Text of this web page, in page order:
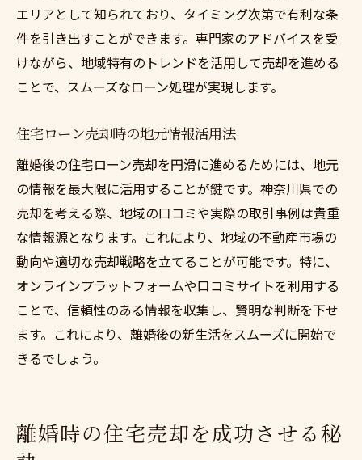
エリアとして知られており、タイミング次第で有利な条
件を引き出すことができます。専門家のアドバイスを受
けながら、地域特有のトレンドを活用して売却を進める
ことで、スムーズなローン処理が実現します。
住宅ローン売却時の地元情報活用法
離婚後の住宅ローン売却を円滑に進めるためには、地元
の情報を最大限に活用することが鍵です。神奈川県での
売却を考える際、地域の口コミや実際の取引事例は貴重
な情報源となります。これにより、地域の不動産市場の
動向や適切な売却戦略を立てることが可能です。特に、
オンラインプラットフォームや口コミサイトを利用する
ことで、信頼性のある情報を収集し、賢明な判断を下せ
ます。これにより、離婚後の新生活をスムーズに開始で
きるでしょう。
離婚時の住宅売却を成功させる秘